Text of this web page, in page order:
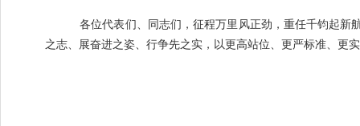
各位代表们、同志们，征程万里风正劲，重任千钧起新
之志、展奋进之姿、行争先之实，以更高站位、更严标准、更